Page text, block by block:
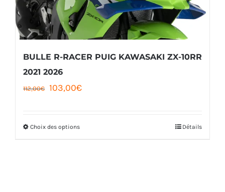
BULLE R-RACER PUIG KAWASAKI ZX-10RR
2021 2026
112,00€ Le
103,00€Le
Choix des optionsCe
Détails